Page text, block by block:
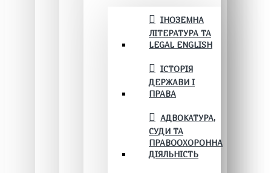
ІНОЗЕМНА
ЛІТЕРАТУРА ТА
LEGAL ENGLISH
ІСТОРІЯ
ДЕРЖАВИ І
ПРАВА
АДВОКАТУРА,
СУДИ ТА
ПРАВООХОРОННА
ДІЯЛЬНІСТЬ